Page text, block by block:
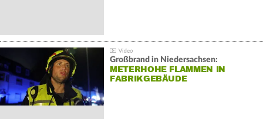
Großbrand in Niedersachsen:
METERHOHE FLAMMEN IN
FABRIKGEBÄUDE